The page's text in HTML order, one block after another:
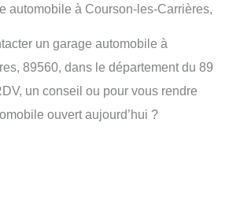
automobile à Courson-les-Carrières,
un garage automobile à
89560, dans le département du 89
un conseil ou pour vous rendre
ouvert aujourd’hui ?